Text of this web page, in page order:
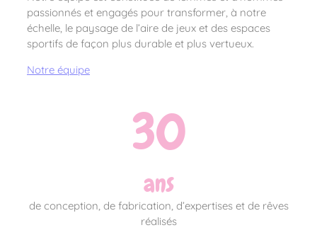
passionnés et engagés pour transformer, à notre
échelle, le paysage de l’aire de jeux et des espaces
sportifs de façon plus durable et plus vertueux.
Notre équipe
30
ans
de conception, de fabrication, d’expertises et de rêves
réalisés